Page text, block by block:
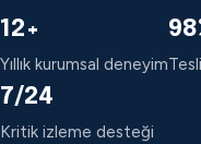
12+
Yıllık kurumsal deneyim
7/24
Kritik izleme desteği